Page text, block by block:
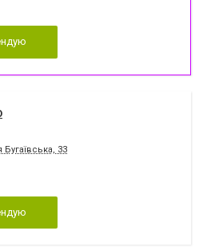
Ремонт вантажних авто
Ремонт легкових авто
Ремонт турбін
33